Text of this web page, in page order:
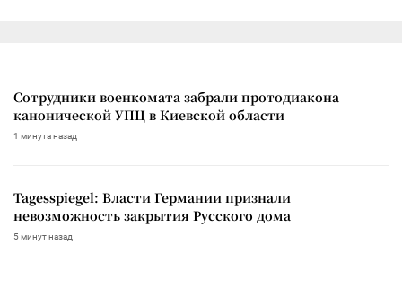
Сотрудники военкомата забрали протодиакона
канонической УПЦ в Киевской области
1 минута назад
Tagesspiegel: Власти Германии признали
невозможность закрытия Русского дома
5 минут назад